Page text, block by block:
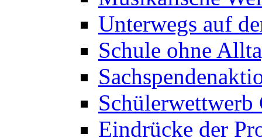
Unterwegs auf
Schule ohne
Schülerwettwerb
Eindrücke der